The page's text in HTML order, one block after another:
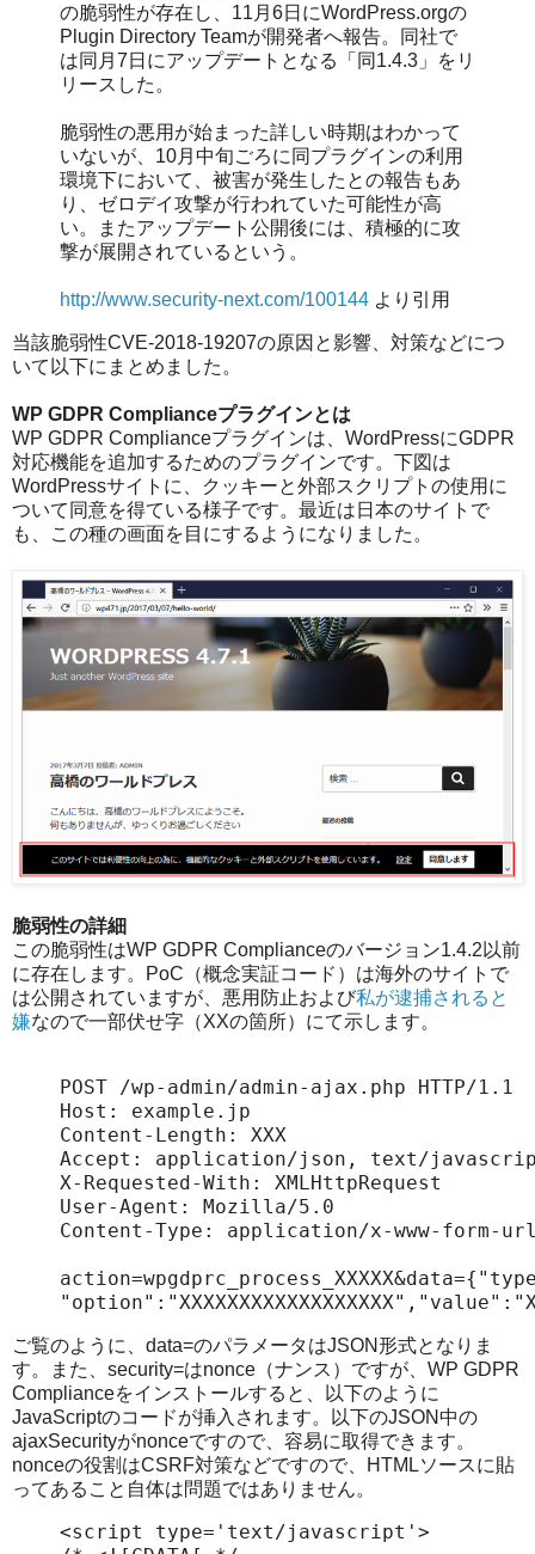
の脆弱性が存在し、11月6日にWordPress.orgの
Plugin Directory Teamが開発者へ報告。同社で
は同月7日にアップデートとなる「同1.4.3」をリ
リースした。
脆弱性の悪用が始まった詳しい時期はわかって
いないが、10月中旬ごろに同プラグインの利用
環境下において、被害が発生したとの報告もあ
り、ゼロデイ攻撃が行われていた可能性が高
い。またアップデート公開後には、積極的に攻
撃が展開されているという。
http://www.security-next.com/100144 より引用
当該脆弱性CVE-2018-19207の原因と影響、対策などにつ
いて以下にまとめました。
WP GDPR Complianceプラグインとは
WP GDPR Complianceプラグインは、WordPressにGDPR
対応機能を追加するためのプラグインです。下図は
WordPressサイトに、クッキーと外部スクリプトの使用に
ついて同意を得ている様子です。最近は日本のサイトで
も、この種の画面を目にするようになりました。
脆弱性の詳細
この脆弱性はWP GDPR Complianceのバージョン1.4.2以前
に存在します。PoC（概念実証コード）は海外のサイトで
は公開されていますが、悪用防止および私が逮捕されると
嫌なので一部伏せ字（XXの箇所）にて示します。
POST /wp-admin/admin-ajax.php HTTP/1.1
Host: example.jp
Content-Length: XXX
Accept: application/json, text/
X-Requested-With: XMLHttpRequest
User-Agent: Mozilla/5.0
Content-Type: application/x-www-form-
ご覧のように、data=のパラメータはJSON形式となりま
す。また、security=はnonce（ナンス）ですが、WP GDPR
Complianceをインストールすると、以下のように
JavaScriptのコードが挿入されます。以下のJSON中の
ajaxSecurityがnonceですので、容易に取得できます。
nonceの役割はCSRF対策などですので、HTMLソースに貼
ってあること自体は問題ではありません。
<script type='text/javascript'>